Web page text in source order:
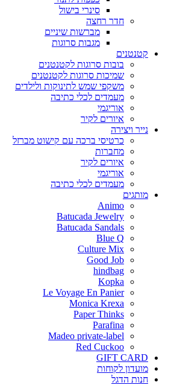
סינרי בישול
חדר רחצה
מברשות שיניים
מגבות סרוגות
קטנטנים
בובות סרוגות לקטנטנים
שמיכות סרוגות לקטנטנים
משקפי שמש לתינוקות ולילדים
מעמדים לכלי כתיבה
אוריגמי
איורים לקיר
נייר ויצירה
כרטיסי ברכה עם קישוט מברזל
מחברות
איורים לקיר
אוריגמי
מעמדים לכלי כתיבה
מותגים
Animo
Batucada Jewelry
Batucada Sandals
Blue Q
Culture Mix
Good Job
hindbag
Kopka
Le Voyage En Panier
Monica Krexa
Paper Thinks
Parafina
Madeo private-label
Red Cuckoo
GIFT CARD
מועדון לקוחות
חנות הדגל